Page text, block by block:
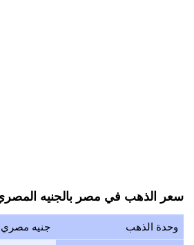
سعر الذهب في مصر بالجنيه المصري
وحدة الذهب جنيه مصري